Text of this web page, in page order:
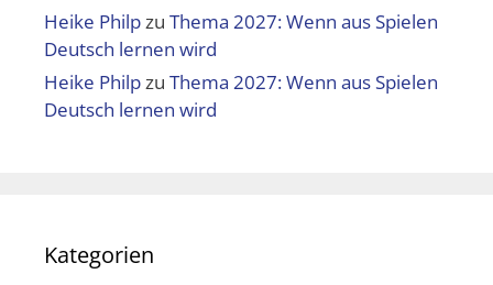
Heike Philpzu Thema 2027: Wenn aus Spielen
Deutsch lernen wird
Heike Philpzu Thema 2027: Wenn aus Spielen
Deutsch lernen wird
Kategorien